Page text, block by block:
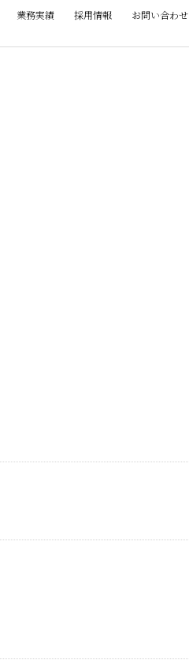
業務実績 採用情報 お問い合わせ